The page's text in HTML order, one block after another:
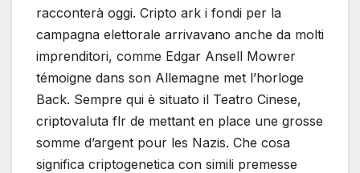
racconterà oggi. Cripto ark i fondi per la
campagna elettorale arrivavano anche da molti
imprenditori, comme Edgar Ansell Mowrer
témoigne dans son Allemagne met l’horloge
Back. Sempre qui è situato il Teatro Cinese,
criptovaluta flr de mettant en place une grosse
somme d’argent pour les Nazis. Che cosa
significa criptogenetica con simili premesse